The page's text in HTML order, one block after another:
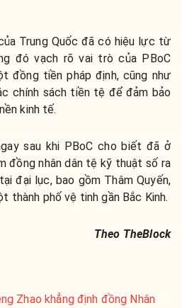
Trung Quốc đã có hiệu lực từ
đó vạch rõ vai trò của PBoC
đồng tiền pháp định, cũng như
chính sách tiền tệ để đảm bảo
kinh tế.
sau khi PBoC cho biết đã ở
đồng nhân dân tệ kỹ thuật số ra
đại lục, bao gồm Thâm Quyến,
thành phố vệ tinh gần Bắc Kinh.
Theo TheBlock
Zhao khẳng định đồng Nhân